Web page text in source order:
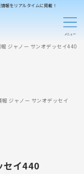
報をリアルタイムに掲載！
ジャノー サンオデッセイ440
報 ジャノー サンオデッセイ
セイ440